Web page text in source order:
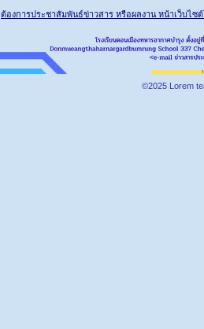
ต้องการประชาสัมพันธ์ข่าวสาร หรือผลงาน หน้าเว็บไซ
©2025 Lorem